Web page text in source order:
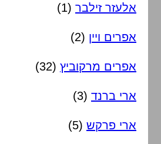
אלעזר זילבר (1)
אפרים ויין (2)
אפרים מרקוביץ (32)
ארי ברנד (3)
ארי פרקש (5)